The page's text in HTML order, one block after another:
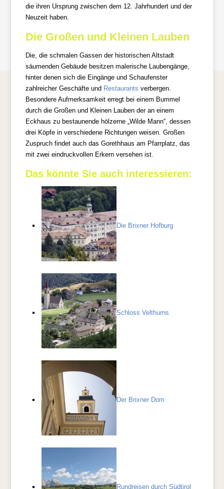
die ihren Ursprung zwischen dem 12. Jahrhundert und der
Neuzeit haben.
Die Großen und Kleinen Lauben
Die, die schmalen Gassen der historischen Altstadt
säumenden Gebäude besitzen malerische Laubengänge,
hinter denen sich die Eingänge und Schaufenster
zahlreicher Geschäfte und Restaurants verbergen.
Besondere Aufmerksamkeit erregt bei einem Bummel
durch die Großen und Kleinen Lauben der an einem
Eckhaus zu bestaunende hölzerne „Wilde Mann“, dessen
drei Köpfe in verschiedene Richtungen weisen. Großen
Zuspruch findet auch das Gorethhaus am Pfarrplatz, das
mit zwei eindruckvollen Erkern versehen ist.
Das könnte Sie auch interessieren:
Die Brixner Hofburg
Schloss Velthurns
Der Brixner Dom
Rundreisen durch Südtirol